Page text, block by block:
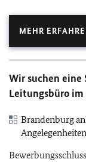
MEHR
Wir suchen eine
Leitungsbüro im
Brandenburg
Bewerbungsschluss